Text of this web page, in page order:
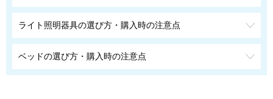
ライト照明器具の選び方・購入時の注意点
ベッドの選び方・購入時の注意点